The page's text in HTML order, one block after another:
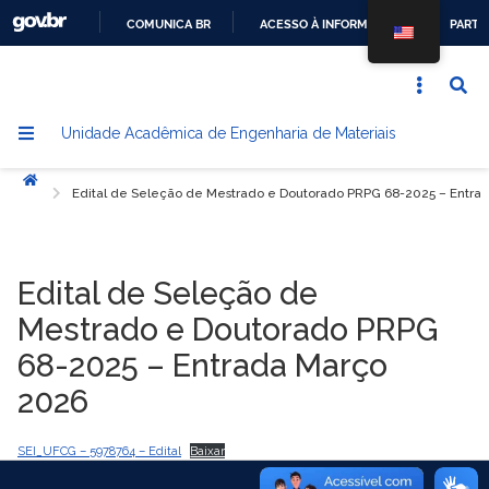
CONTEÚDO
COMUNICA BR ACESSO À INFORMAÇÃO
Unidade Acadêmica de Engenharia de Materiais
Início
Edital de Seleção de Mestrado e Doutorado PRPG 68-2025 –
Edital de Seleção de
Mestrado e Doutorado PRPG
68-2025 – Entrada Março
2026
SEI_UFCG – 5978764 – Edital Baixar